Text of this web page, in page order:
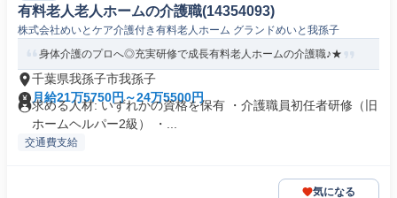
有料老人老人ホームの介護職(14354093)
株式会社めいとケア介護付き有料老人ホーム グランドめいと我孫子
身体介護のプロへ◎充実研修で成長有料老人ホームの介護職♪★
千葉県我孫子市我孫子
月給21万5750円～24万5500円
求める人材: いずれかの資格を保有 ・介護職員初任者研修（旧
ホームヘルパー2級） ・...
交通費支給
気になる